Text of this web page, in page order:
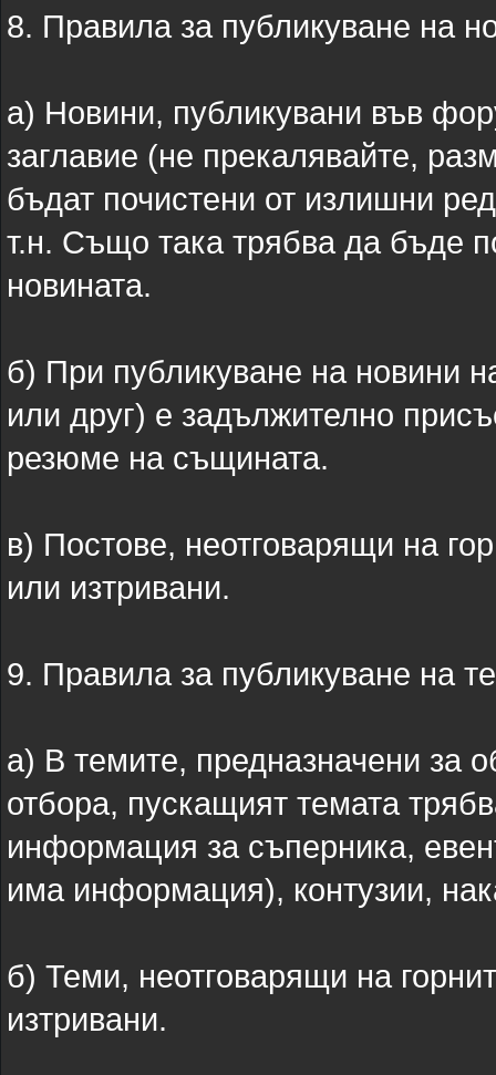
8. Правила за публикуване на
а) Новини, публикувани във
заглавие (не прекалявайте,
бъдат почистени от излишни
т.н. Също така трябва да бъде
новината.
б) При публикуване на новини
или друг) е задължително
резюме на същината.
в) Постове, неотговарящи на
или изтривани.
9. Правила за публикуване на
а) В темите, предназначени за
отбора, пускащият темата
информация за съперника,
има информация), контузии,
б) Теми, неотговарящи на
изтривани.